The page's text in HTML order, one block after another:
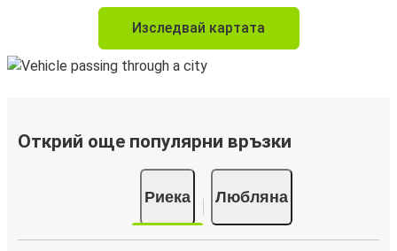
Изследвай картата
Открий още популярни връзки
Риека Любляна